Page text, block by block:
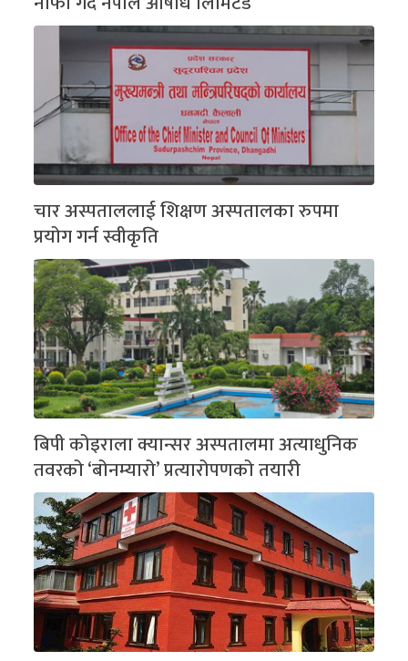
चार अस्पताललाई शिक्षण अस्पतालका रुपमा
प्रयोग गर्न स्वीकृति
बिपी कोइराला क्यान्सर अस्पतालमा अत्याधुनिक
तवरको ‘बोनम्यारो’ प्रत्यारोपणको तयारी